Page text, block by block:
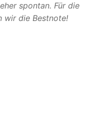
spontan. Für die
wir die Bestnote!